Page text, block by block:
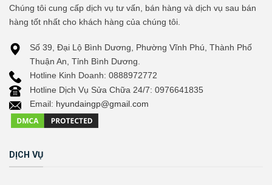
Chúng tôi cung cấp dịch vụ tư vấn, bán hàng và dịch vụ sau bán
hàng tốt nhất cho khách hàng của chúng tôi.
Số 39, Đại Lộ Bình Dương, Phường Vĩnh Phú, Thành Phố
Thuận An, Tỉnh Bình Dương.
Hotline Kinh Doanh: 0888972772
Hotline Dịch Vụ Sửa Chữa 24/7: 0976641835
Email: hyundaingp@gmail.com
DỊCH VỤ